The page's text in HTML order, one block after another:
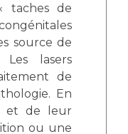
taches de
source de
Les lasers
de
En
et de leur
ou une